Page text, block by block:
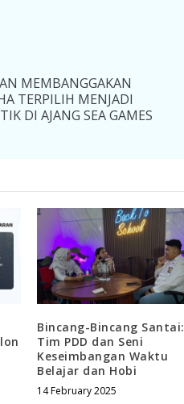
MEMBANGGAKAN
TERPILIH MENJADI
DI AJANG SEA GAMES
Bincang-Bincang Santai:
Tim PDD dan Seni
Keseimbangan Waktu
Belajar dan Hobi
14 February 2025